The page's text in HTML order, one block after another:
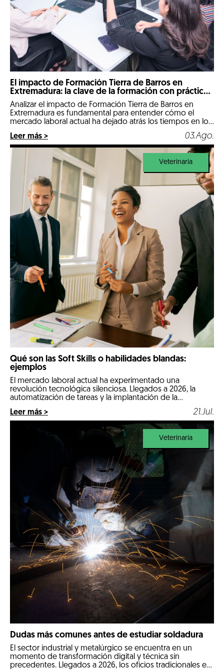
El impacto de Formación Tierra de Barros en
Extremadura: la clave de la formación con prácticas
reales
Analizar el impacto de Formación Tierra de Barros en
Extremadura es fundamental para entender cómo el
mercado laboral actual ha dejado atrás los tiempos en los
que un expediente puramente teórico abría las puertas
de las mejores empresas. Llegados a 2026, nos
encontramos en un escenario hipercompetitivo, marcado
por la digitalización de la industria y […]
Leer más > 03.Ago.
Veterinaria
Qué son las Soft Skills o habilidades blandas:
ejemplos
El mercado laboral actual ha experimentado una
revolución tecnológica silenciosa. Llegados a 2026, la
automatización de tareas y la implantación de la
inteligencia artificial en los procesos diarios han cambiado
por completo las reglas de la contratación. Las
comeptencias técnicas e informáticas ya no son el único
factor determinante para conseguir un empleo estable.
Leer más > 21.Jul.
Veterinaria
Dudas más comunes antes de estudiar soldadura
El sector industrial y metalúrgico se encuentra en un
momento de transformación digital y técnica sin
precedentes. Llegados a 2026, los oficios tradicionales e